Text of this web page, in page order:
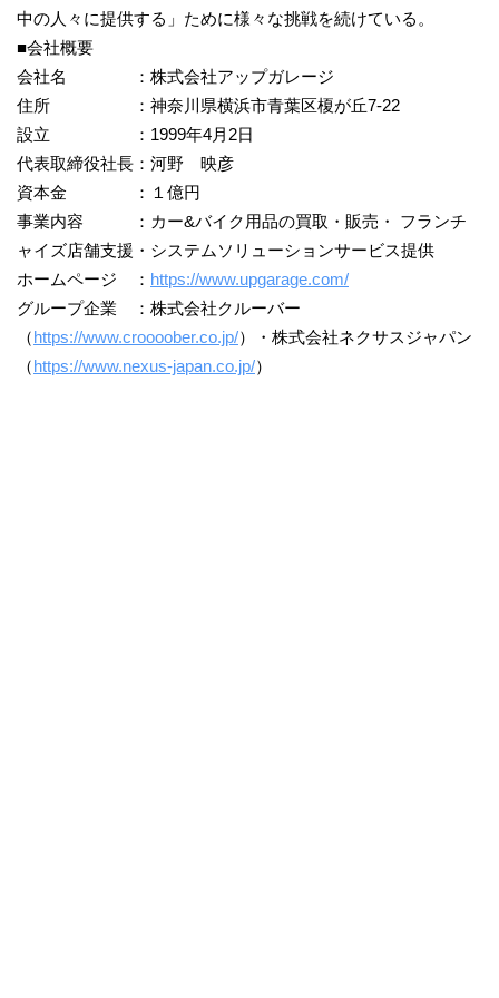
中の人々に提供する」ために様々な挑戦を続けている。
■会社概要
会社名 ：株式会社アップガレージ
住所 ：神奈川県横浜市青葉区榎が丘7-22
設立 ：1999年4月2日
代表取締役社長：河野 映彦
資本金 ：１億円
事業内容 ：カー&バイク用品の買取・販売・ フランチ
ャイズ店舗支援・システムソリューションサービス提供
ホームページ ： https://www.upgarage.com/
グループ企業 ：株式会社クルーバー
（https://www.croooober.co.jp/）・株式会社ネクサスジャパン
（https://www.nexus-japan.co.jp/）